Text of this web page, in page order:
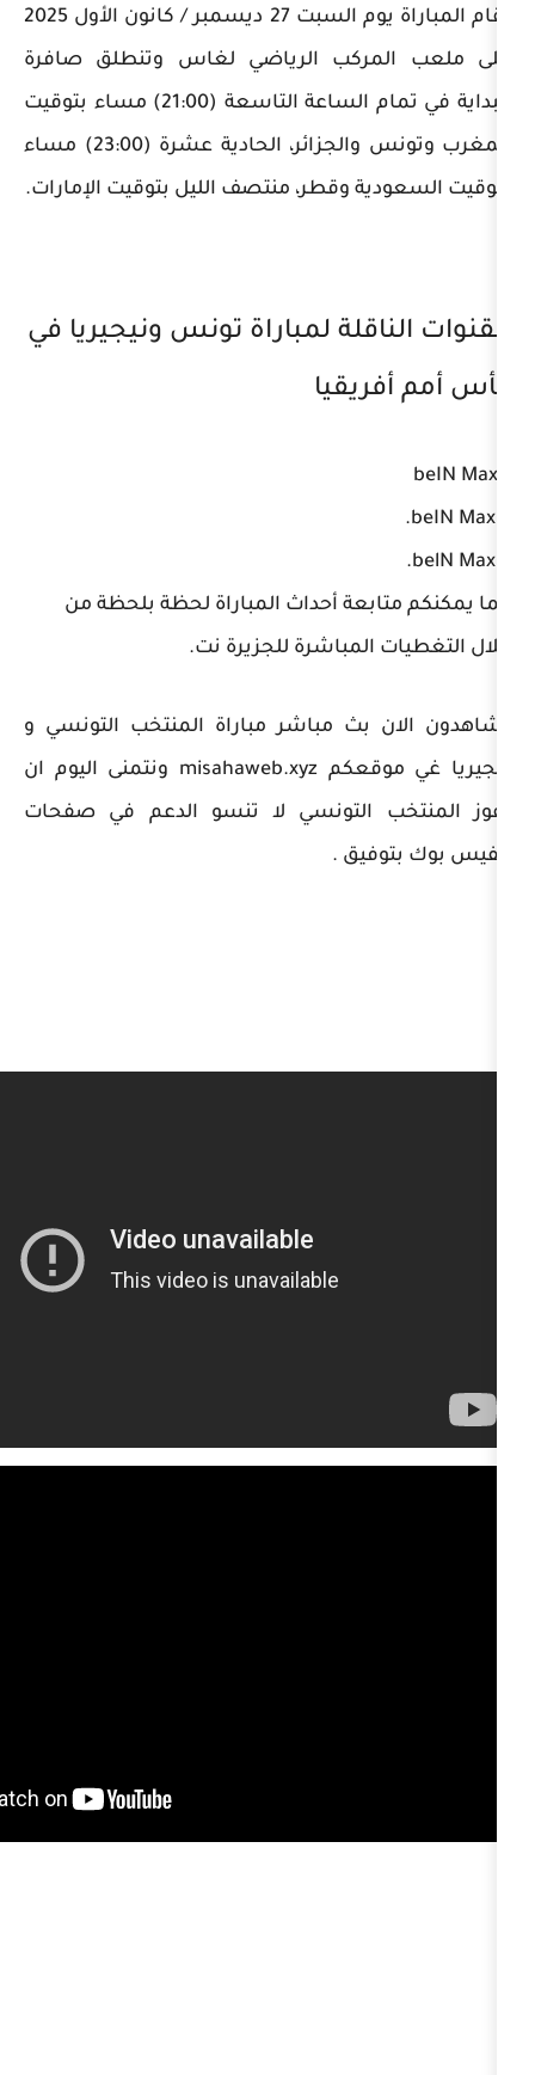
تقام المباراة يوم السبت 27 ديسمبر / كانون الأول 2025
الرياضي لغاس وتنطلق صافرة
البداية في تمام الساعة التاسعة (21:00) مساء بتوقيت
المغرب وتونس والجزائر، الحادية عشرة (23:00) مساء
وقطر، منتصف الليل بتوقيت الإمارات.
لمباراة تونس ونيجيريا في
أحداث المباراة لحظة بلحظة من
للجزيرة نت.
مباشر مباراة المنتخب التونسي و
نيجيريا غي موقعكم misahaweb.xyz ونتمنى اليوم ان
التونسي لا تنسو الدعم في صفحات
.